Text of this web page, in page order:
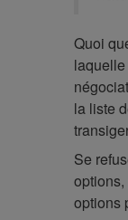
Quoi
la liste
Se
options